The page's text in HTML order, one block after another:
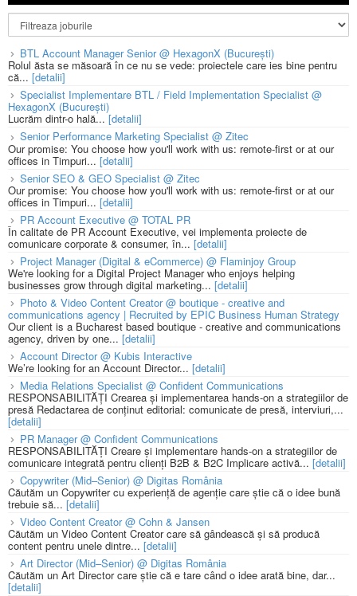
BTL Account Manager Senior @ HexagonX (București)
Rolul ăsta se măsoară în ce nu se vede: proiectele care ies bine pentru
că... [detalii]
Specialist Implementare BTL / Field Implementation Specialist @
HexagonX (București)
Lucrăm dintr-o hală... [detalii]
Senior Performance Marketing Specialist @ Zitec
Our promise: You choose how you'll work with us: remote-first or at our
offices in Timpuri... [detalii]
Senior SEO & GEO Specialist @ Zitec
Our promise: You choose how you'll work with us: remote-first or at our
offices in Timpuri... [detalii]
PR Account Executive @ TOTAL PR
În calitate de PR Account Executive, vei implementa proiecte de
comunicare corporate & consumer, în... [detalii]
Project Manager (Digital & eCommerce) @ Flaminjoy Group
We're looking for a Digital Project Manager who enjoys helping
businesses grow through digital marketing... [detalii]
Photo & Video Content Creator @ boutique - creative and
communications agency | Recruited by EPIC Business Human Strategy
Our client is a Bucharest based boutique - creative and communications
agency, driven by one... [detalii]
Account Director @ Kubis Interactive
We’re looking for an Account Director... [detalii]
Media Relations Specialist @ Confident Communications
RESPONSABILITĂȚI Crearea și implementarea hands-on a strategiilor de
presă Redactarea de conținut editorial: comunicate de presă, interviuri,...
[detalii]
PR Manager @ Confident Communications
RESPONSABILITĂȚI Creare și implementare hands-on a strategiilor de
comunicare integrată pentru clienți B2B & B2C Implicare activă... [detalii]
Copywriter (Mid–Senior) @ Digitas România
Căutăm un Copywriter cu experiență de agenție care știe că o idee bună
trebuie să... [detalii]
Video Content Creator @ Cohn & Jansen
Căutăm un Video Content Creator care să gândească și să producă
content pentru unele dintre... [detalii]
Art Director (Mid–Senior) @ Digitas România
Căutăm un Art Director care știe că e tare când o idee arată bine, dar...
[detalii]